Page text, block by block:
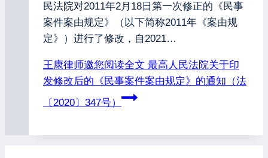
民法院对2011年2月18日第一次修正的《民事
案件案由规定》（以下简称2011年《案由规
定》）进行了修改，自2021…
王康律师邀您阅读全文 最高人民法院关于印
发修改后的《民事案件案由规定》的通知（法
〔2020〕347号）